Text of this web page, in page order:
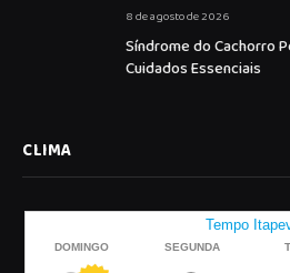
8 de agosto de 2026
Síndrome do Cachorro
Cuidados Essenciais
CLIMA